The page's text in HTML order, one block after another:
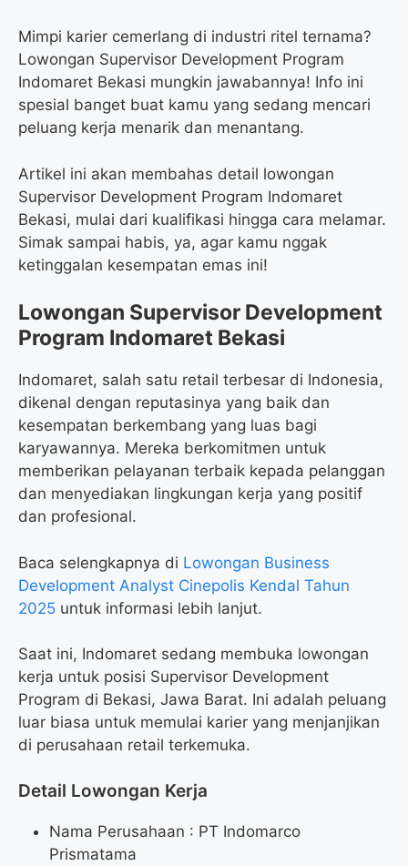
Mimpi karier cemerlang di industri ritel ternama?
Lowongan Supervisor Development Program
Indomaret Bekasi mungkin jawabannya! Info ini
spesial banget buat kamu yang sedang mencari
peluang kerja menarik dan menantang.
Artikel ini akan membahas detail lowongan
Supervisor Development Program Indomaret
Bekasi, mulai dari kualifikasi hingga cara melamar.
Simak sampai habis, ya, agar kamu nggak
ketinggalan kesempatan emas ini!
Lowongan Supervisor Development
Program Indomaret Bekasi
Indomaret, salah satu retail terbesar di Indonesia,
dikenal dengan reputasinya yang baik dan
kesempatan berkembang yang luas bagi
karyawannya. Mereka berkomitmen untuk
memberikan pelayanan terbaik kepada pelanggan
dan menyediakan lingkungan kerja yang positif
dan profesional.
Baca selengkapnya di Lowongan Business
Development Analyst Cinepolis Kendal Tahun
2025 untuk informasi lebih lanjut.
Saat ini, Indomaret sedang membuka lowongan
kerja untuk posisi Supervisor Development
Program di Bekasi, Jawa Barat. Ini adalah peluang
luar biasa untuk memulai karier yang menjanjikan
di perusahaan retail terkemuka.
Detail Lowongan Kerja
Nama Perusahaan : PT Indomarco
Prismatama